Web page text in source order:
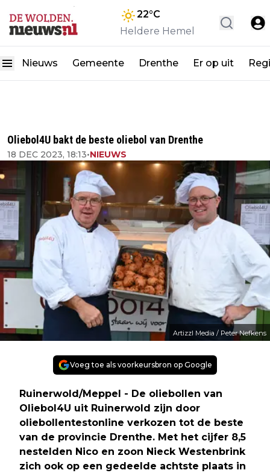
22°C
Heldere Hemel
Nieuws Gemeente Drenthe Er op uit
Oliebol4U bakt de beste oliebol van Drenthe
18 DEC 2023, 18:13•NIEUWS
Artizzl Media / Peter Nefkens
Voeg toe als voorkeursbron op Google
Ruinerwold/Meppel - De oliebollen van
Oliebol4U uit Ruinerwold zijn door
oliebollentestonline verkozen tot de beste
van de provincie Drenthe. Met het cijfer 8,5
nestelden Nico en zoon Nieck Westenbrink
zich ook op een gedeelde achtste plaats in